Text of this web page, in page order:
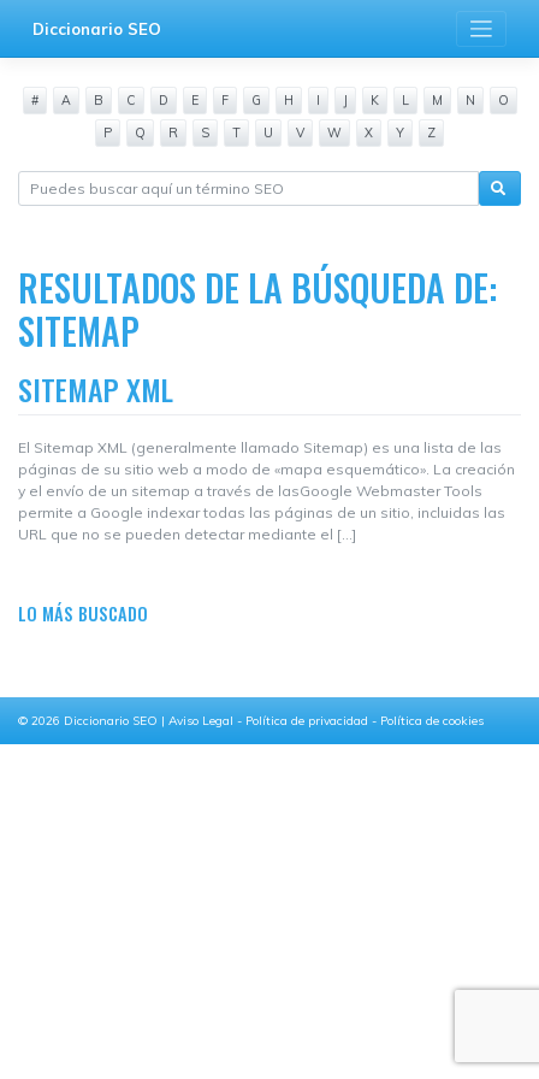
Diccionario SEO
# A B C D E F G H I J K L M N
O
P
Q R S T U V W X Y Z
RESULTADOS DE LA BÚSQUEDA DE:
SITEMAP
SITEMAP XML
El Sitemap XML (generalmente llamado Sitemap) es una lista de las
páginas de su sitio web a modo de «mapa esquemático». La creación
y el envío de un sitemap a través de lasGoogle Webmaster Tools
permite a Google indexar todas las páginas de un sitio, incluidas las
URL que no se pueden detectar mediante el […]
LO MÁS BUSCADO
© 2026 Diccionario SEO | Aviso Legal - Política de privacidad - Política de cookies